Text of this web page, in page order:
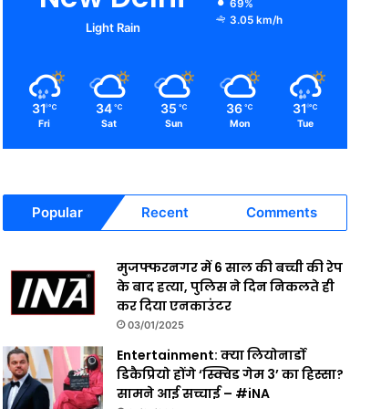
Light Rain
69%
3.05 km/h
31 ℃
Fri
34 ℃
Sat
35 ℃
Sun
36 ℃
Mon
31 ℃
Tue
Popular Recent Comments
मुजफ्फरनगर में 6 साल की बच्ची की रेप
के बाद हत्या, पुलिस ने दिन निकलते ही
कर दिया एनकाउंटर
03/01/2025
Entertainment: क्या लियोनार्डो
डिकैप्रियो होंगे ‘स्क्विड गेम 3’ का हिस्सा?
सामने आई सच्चाई – #iNA